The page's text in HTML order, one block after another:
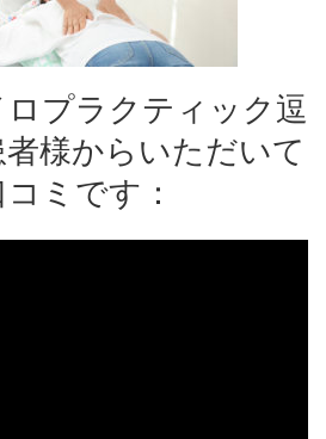
ロプラクティック逗
様からいただいて
ミです：